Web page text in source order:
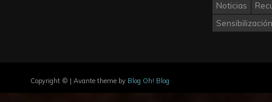
Noticias
Sensibilización
Copyright © | Avante theme by Blog Oh! Blog